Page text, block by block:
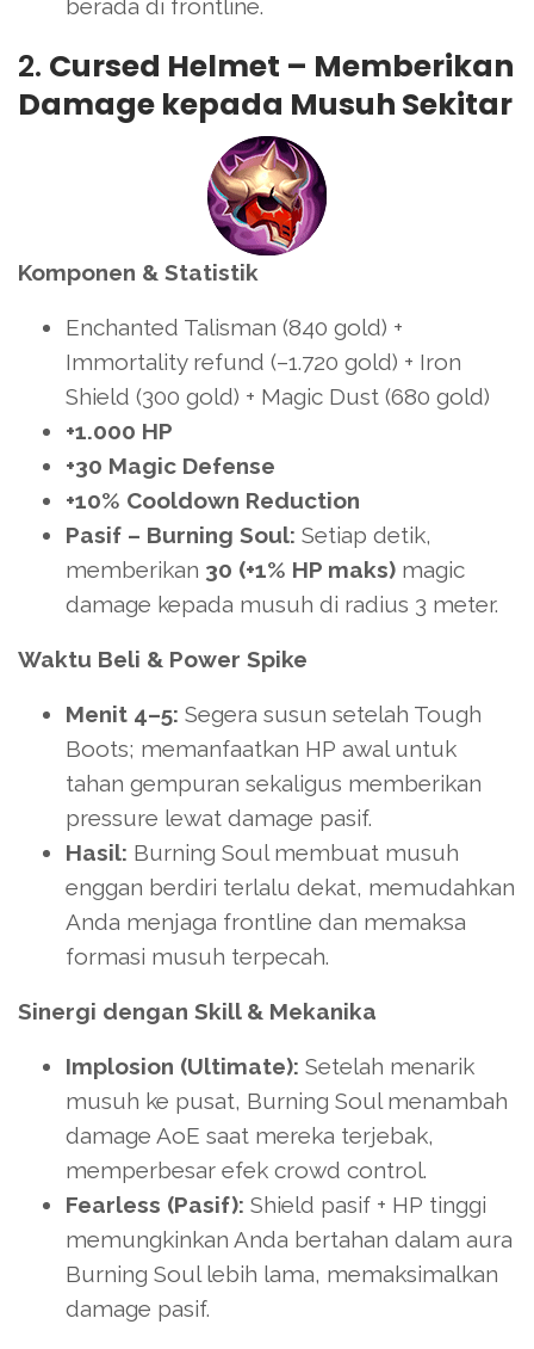
berada di frontline.
2. Cursed Helmet – Memberikan
Damage kepada Musuh Sekitar
Komponen & Statistik
Enchanted Talisman (840 gold) +
Immortality refund (–1.720 gold) + Iron
Shield (300 gold) + Magic Dust (680 gold)
+1.000 HP
+30 Magic Defense
+10% Cooldown Reduction
Pasif – Burning Soul: Setiap detik,
memberikan 30 (+1% HP maks) magic
damage kepada musuh di radius 3 meter.
Waktu Beli & Power Spike
Menit 4–5: Segera susun setelah Tough
Boots; memanfaatkan HP awal untuk
tahan gempuran sekaligus memberikan
pressure lewat damage pasif.
Hasil: Burning Soul membuat musuh
enggan berdiri terlalu dekat, memudahkan
Anda menjaga frontline dan memaksa
formasi musuh terpecah.
Sinergi dengan Skill & Mekanika
Implosion (Ultimate): Setelah menarik
musuh ke pusat, Burning Soul menambah
damage AoE saat mereka terjebak,
memperbesar efek crowd control.
Fearless (Pasif): Shield pasif + HP tinggi
memungkinkan Anda bertahan dalam aura
Burning Soul lebih lama, memaksimalkan
damage pasif.